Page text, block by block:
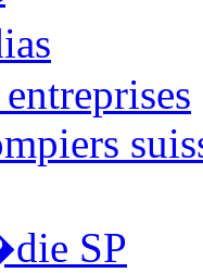
SP